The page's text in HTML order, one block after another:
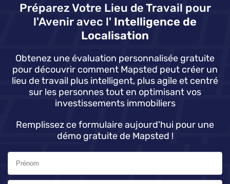
Préparez Votre Lieu de Travail pour
l'Avenir avec l' Intelligence de
Localisation
Obtenez une évaluation personnalisée gratuite
pour découvrir comment Mapsted peut créer un
lieu de travail plus intelligent, plus agile et centré
sur les personnes tout en optimisant vos
investissements immobiliers
Remplissez ce formulaire aujourd'hui pour une
démo gratuite de Mapsted !